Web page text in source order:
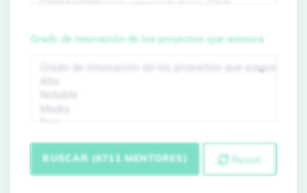
Grado de innovación de los proyectos que asesora
BUSCAR (6711 MENTORES) Reset